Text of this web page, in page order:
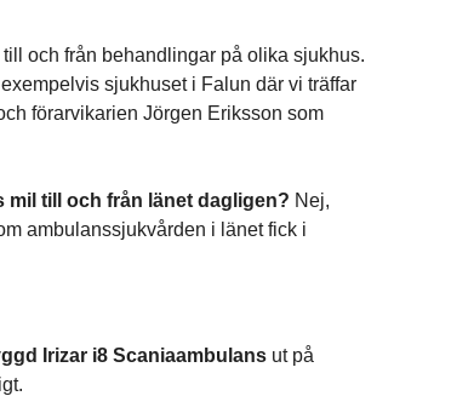
och från behandlingar på olika sjukhus.
sjukhuset i Falun där vi träffar
förarvikarien Jörgen Eriksson som
mil till och från länet dagligen? Nej,
ambulanssjukvården i länet fick i
Irizar i8 Scaniaambulans ut på